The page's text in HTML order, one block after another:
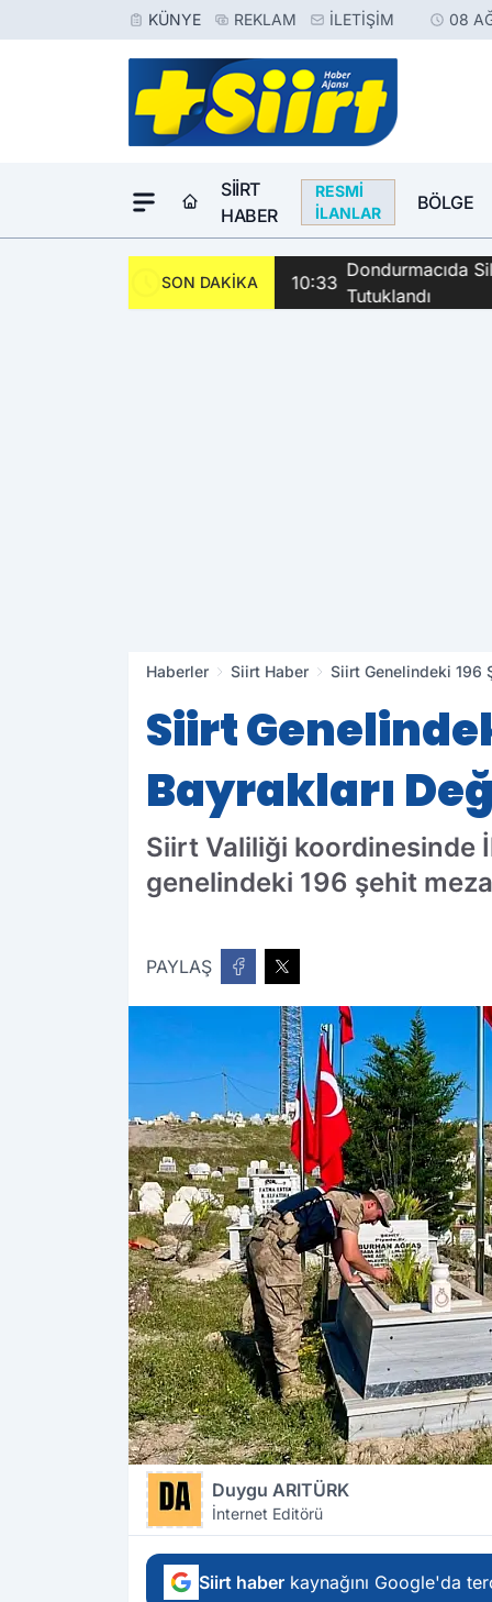
KÜNYE REKLAM İLETIŞIM 08
SIIRT
HABER
RESMI
İLANLAR
BÖLGE
SON DAKİKA 10:33
Dondurmacıda
Tutuklandı
Haberler Siirt Haber Siirt Genelindeki 196
Siirt
Bayrakları
Siirt Valiliği koordinesinde
genelindeki 196 şehit
PAYLAŞ
Duygu ARITÜRK
İnternet Editörü
Siirt haber kaynağını Google'da